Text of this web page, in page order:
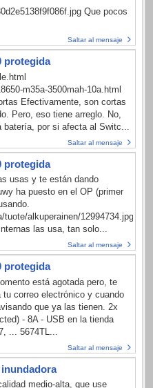
Que pocos
Saltar al mensaje
protegida
m35a-3500mah-10a.html
Efectivamente, son cortas
Pero, eso tiene arreglo. No,
por si afecta al Switc...
Saltar al mensaje
protegida
usas y te están dando
ha puesto en el OP (primer
alkuperainen/12994734.jpg
las usa, tan solo...
Saltar al mensaje
protegida
está agotada pero, te
correo electrónico y cuando
que ya las tienen. 2x
- 8A - USB en la tienda
... 5674TL...
Saltar al mensaje
medio-alta, que use